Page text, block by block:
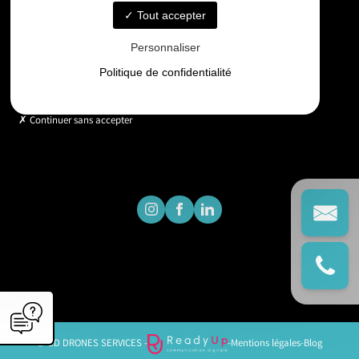
Horaires
Lundi - Vendredi : 9h - 18h
© GD DRONES SERVICES - -Mentions légales-Blog
Tout accepter
Personnaliser
Politique de confidentialité
Continuer sans accepter